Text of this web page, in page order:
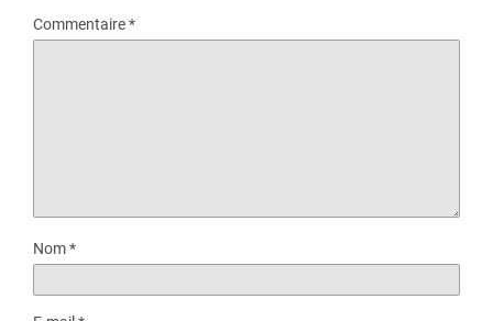
Commentaire*
Nom*